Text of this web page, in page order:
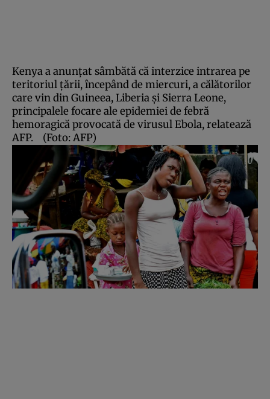
Kenya a anunţat sâmbătă că interzice intrarea pe
teritoriul ţării, începând de miercuri, a călătorilor
care vin din Guineea, Liberia şi Sierra Leone,
principalele focare ale epidemiei de febră
hemoragică provocată de virusul Ebola, relatează
AFP. (Foto: AFP)